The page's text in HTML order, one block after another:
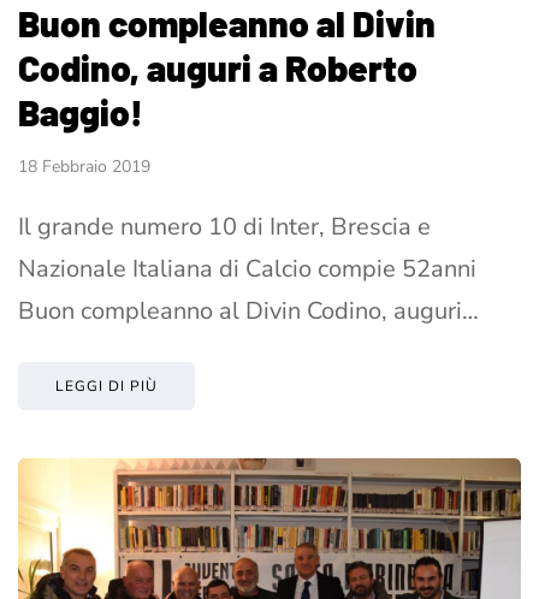
Buon compleanno al Divin
Codino, auguri a Roberto
Baggio!
18 Febbraio 2019
Il grande numero 10 di Inter, Brescia e
Nazionale Italiana di Calcio compie 52anni
Buon compleanno al Divin Codino, auguri…
LEGGI DI PIÙ